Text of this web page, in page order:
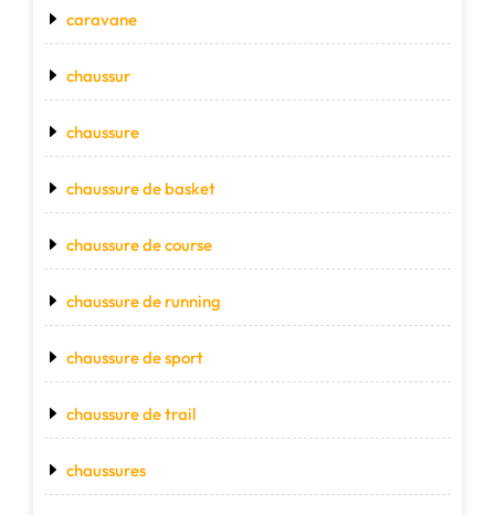
caravane
chaussur
chaussure
chaussure de basket
chaussure de course
chaussure de running
chaussure de sport
chaussure de trail
chaussures